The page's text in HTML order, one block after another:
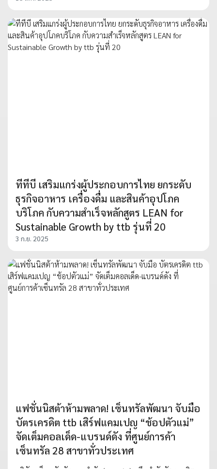
ทีทีบี เสริมแกร่งผู้ประกอบการไทย ยกระดับ
ธุรกิจอาหาร เครื่องดื่ม และสินค้าอุปโภค
บริโภค กับความสำเร็จหลักสูตร LEAN for
Sustainable Growth by ttb รุ่นที่ 20
3 ก.ย. 2025
แฟชั่นนิสต้าห้ามพลาด! เซ็นทรัลพัฒนา จับมือ
บัตรเครดิต ttb เสิร์ฟแคมเปญ “ช้อปตัวแม่”
จัดเต็มคอลเด็ด-แบรนด์ดัง ที่ศูนย์การค้า
เซ็นทรัล 28 สาขาทั่วประเทศ